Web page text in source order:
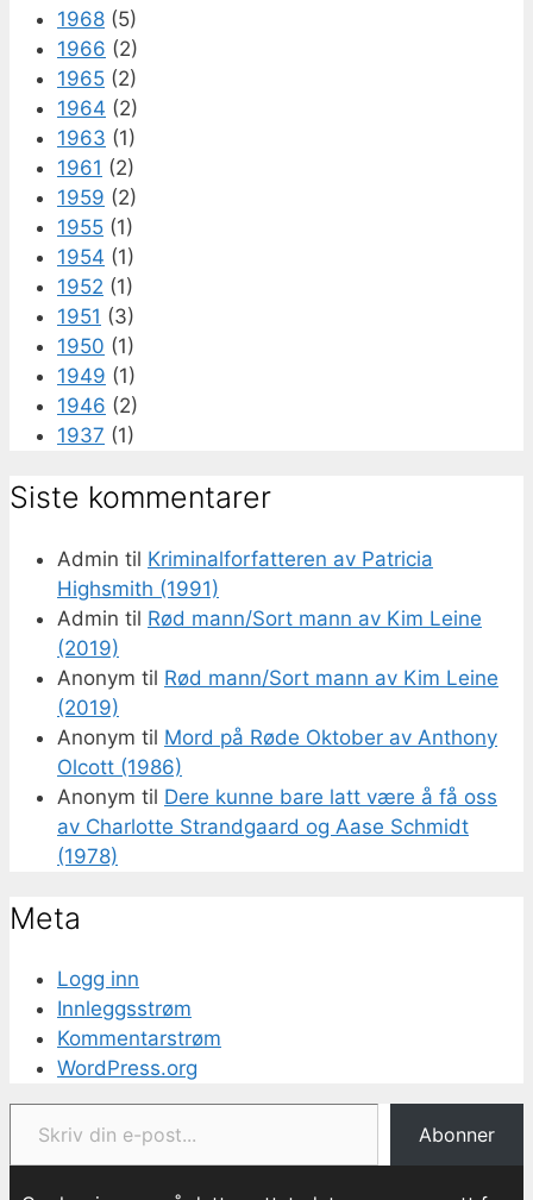
1968 (5)
1966 (2)
1965 (2)
1964 (2)
1963 (1)
1961 (2)
1959 (2)
1955 (1)
1954 (1)
1952 (1)
1951 (3)
1950 (1)
1949 (1)
1946 (2)
1937 (1)
Siste kommentarer
Admin til Kriminalforfatteren av Patricia
Highsmith (1991)
Admin til Rød mann/Sort mann av Kim Leine
(2019)
Anonym til Rød mann/Sort mann av Kim Leine
(2019)
Anonym til Mord på Røde Oktober av Anthony
Olcott (1986)
Anonym til Dere kunne bare latt være å få oss
av Charlotte Strandgaard og Aase Schmidt
(1978)
Meta
Logg inn
Innleggsstrøm
Kommentarstrøm
WordPress.org
Skriv din e-post...
Abonner